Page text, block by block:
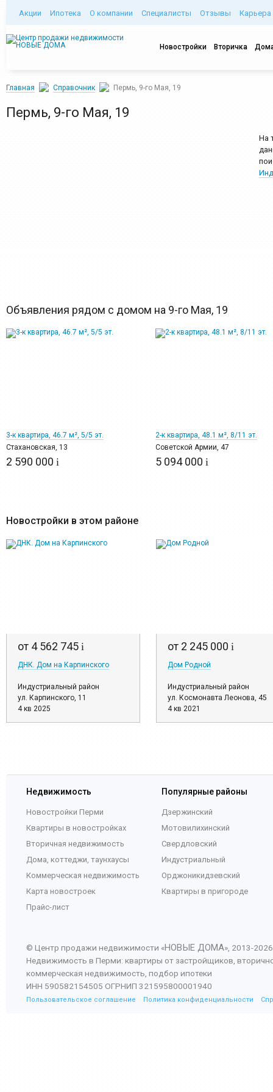
Акции Ипотека О компании Специалисты Отзывы Карьера
Новостройки Вторичка
Главная Справочник Пермь, 9-го Мая, 19
Пермь, 9-го Мая, 19
На
Объявления рядом с домом на 9-го Мая, 19
3-к квартира, 46.7 м², 5/5 эт.
Стахановская, 13
2 590 000 i
2-к квартира, 48.1 м², 8/11 эт.
Советской Армии, 47
5 094 000 i
Новостройки в этом районе
от 4 562 745 i
ДНК. Дом на Карпинского
Индустриальный район
ул. Карпинского, 11
4 кв 2025
от 2 245 000 i
Дом Родной
Индустриальный район
ул. Космонавта Леонова, 45
4 кв 2021
Недвижимость
Новостройки Перми
Квартиры в новостройках
Вторичная недвижимость
Дома, коттеджи, таунхаусы
Коммерческая недвижимость
Карта новостроек
Прайс-лист
Популярные районы
Дзержинский
Мотовилихинский
Свердловский
Индустриальный
Орджоникидзевский
Квартиры в пригороде
© Центр продажи недвижимости «НОВЫЕ ДОМА», 2013-2026
Недвижимость в Перми: квартиры от застройщиков,
коммерческая недвижимость, подбор ипотеки
ИНН 590582154505 ОГРНИП 321595800001940
Пользовательское соглашение Политика конфиденциальности